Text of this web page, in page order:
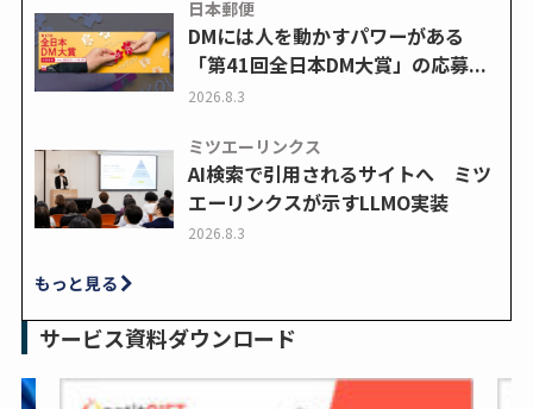
日本郵便
DMには人を動かすパワーがある
「第41回全日本DM大賞」の応募...
2026.8.3
ミツエーリンクス
AI検索で引用されるサイトへ ミツ
エーリンクスが示すLLMO実装
2026.8.3
もっと見る
サービス資料ダウンロード